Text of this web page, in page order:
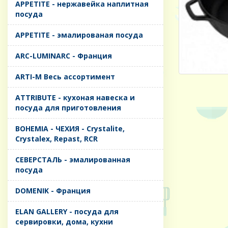
APPETITE - нержавейка наплитная
посуда
APPETITE - эмалированая посуда
ARC-LUMINARC - Франция
ARTI-M Весь ассортимент
ATTRIBUTE - кухоная навеска и
посуда для приготовления
BOHEMIA - ЧЕХИЯ - Crystalite,
Crystalex, Repast, RCR
CЕВЕРСТАЛЬ - эмалированная
посуда
DOMENIK - Франция
ELAN GALLERY - посуда для
сервировки, дома, кухни